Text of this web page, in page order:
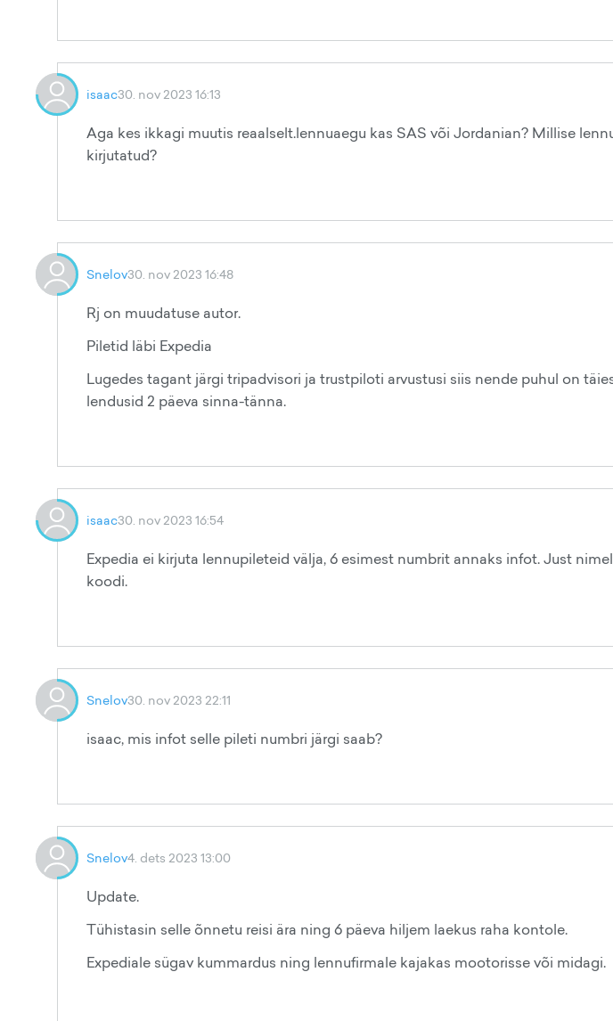
isaac30. nov 2023 16:13
Aga kes ikkagi muutis reaalselt.lennuaegu kas SAS või Jordanian? Millise
kirjutatud?
Snelov30. nov 2023 16:48
Rj on muudatuse autor.
Piletid läbi Expedia
Lugedes tagant järgi tripadvisori ja trustpiloti arvustusi siis nende puhul on
lendusid 2 päeva sinna-tänna.
isaac30. nov 2023 16:54
Expedia ei kirjuta lennupileteid välja, 6 esimest numbrit annaks infot. Just
koodi.
Snelov30. nov 2023 22:11
isaac, mis infot selle pileti numbri järgi saab?
Snelov4. dets 2023 13:00
Update.
Tühistasin selle õnnetu reisi ära ning 6 päeva hiljem laekus raha kontole.
Expediale sügav kummardus ning lennufirmale kajakas mootorisse või midagi.